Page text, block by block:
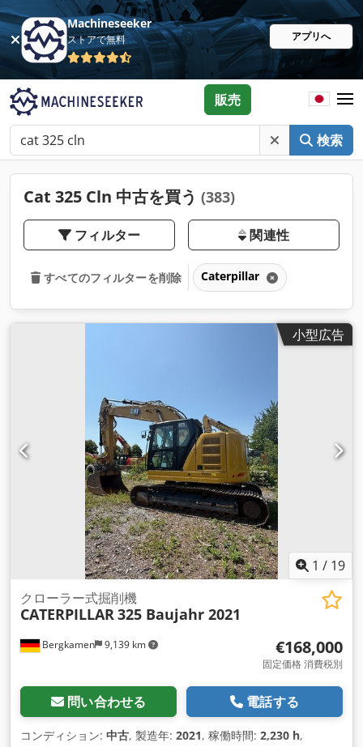
Machineseeker
ストアで無料 アプリへ
検索
販売
Cat 325 Cln 中古を買う (383)
フィルター 関連性
すべてのフィルターを削除 Caterpillar
小型広告
1 / 19
Bergkamen 9,139 km
クローラー式掘削機
CATERPILLAR325 Baujahr 2021
€168,000
固定価格 消費税別
問い合わせる 電話する
コンディション: 中古, 製造年: 2021, 稼働時間: 2,230 h,